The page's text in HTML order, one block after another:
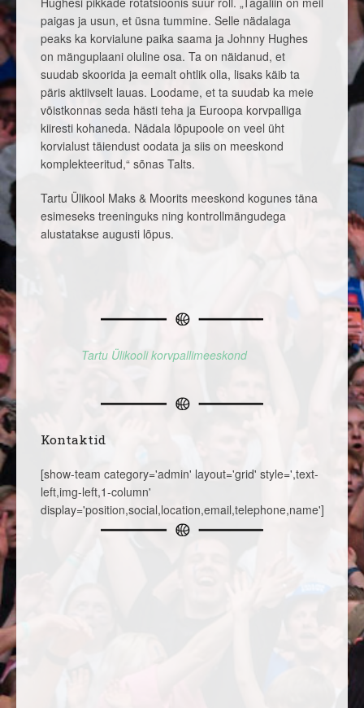
paigas ja usun, et üsna tummine. Selle nädalaga
peaks ka korvialune paika saama ja Johnny Hughes
on mänguplaani oluline osa. Ta on näidanud, et
suudab skoorida ja eemalt ohtlik olla, lisaks käib ta
päris aktiivselt lauas. Loodame, et ta suudab ka meie
võistkonnas seda hästi teha ja Euroopa korvpalliga
kiiresti kohaneda. Nädala lõpupoole on veel üht
korvialust täiendust oodata ja siis on meeskond
komplekteeritud,“ sõnas Talts.
Tartu Ülikool Maks & Moorits meeskond kogunes täna
esimeseks treeninguks ning kontrollmängudega
alustatakse augusti lõpus.
Tartu Ülikooli korvpallimeeskond
Kontaktid
[show-team category='admin' layout='grid' style=',text-
left,img-left,1-column'
display='position,social,location,email,telephone,name']